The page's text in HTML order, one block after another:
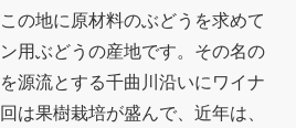
の地に原材料のぶどうを求めて
用ぶどうの産地です。その名の
源流とする千曲川沿いにワイナ
は果樹栽培が盛んで、近年は、